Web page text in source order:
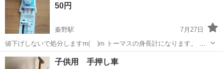
50円
秦野駅
7月27日
値下げしないで処分しますm(__)m トーマスの身長計になります。 ２
台？汽車がいて、マジックテープでしるしをつけてくれます。 ノーク
レーム、ノーリターンでお願いいたします🙇
神奈川 秦野市 秦野駅 キッズ用品
子供用 手押し車